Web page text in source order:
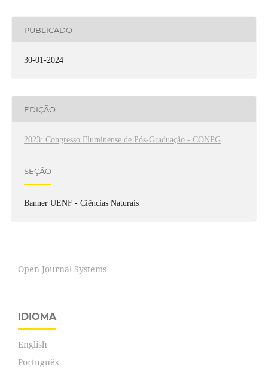
PUBLICADO
30-01-2024
EDIÇÃO
2023: Congresso Fluminense de Pós-Graduação - CONPG
SEÇÃO
Banner UENF - Ciências Naturais
Open Journal Systems
IDIOMA
English
Português